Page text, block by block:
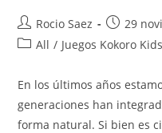
Rocio Saez
29
All / Juegos Kokoro Kids
En los últimos años
generaciones han
forma natural. Si bien es